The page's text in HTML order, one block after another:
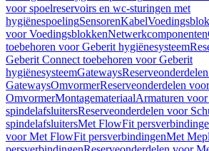
voor spoelreservoirs en wc-sturingen met
hygiënespoelingSensorenKabel
voor VoedingsblokkenNetwerkcomponenten
toebehoren voor Geberit hygiënesysteem
Geberit Connect toebehoren voor Geberit
hygiënesysteemGateways
GatewaysOmvormerReserveonderdelen voor
OmvormerMontagemateriaalArmaturen
spindelafsluitersReserveonderdelen voor
spindelafsluitersMet FlowFit
voor Met FlowFit persverbindingenMet